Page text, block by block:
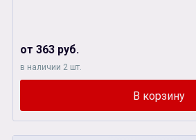
от 363 руб.
в наличии 2 шт.